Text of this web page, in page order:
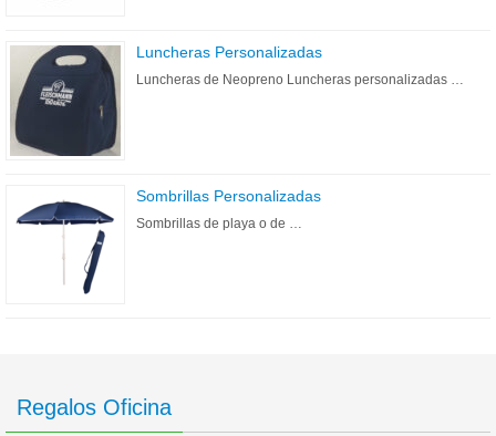
Luncheras Personalizadas
Luncheras de Neopreno Luncheras personalizadas …
Sombrillas Personalizadas
Sombrillas de playa o de …
Regalos Oficina